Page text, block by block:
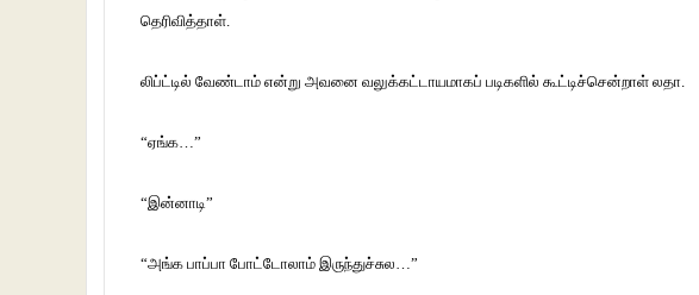
தெரிவித்தாள்.
லிப்ட்டில் வேண்டாம் என்று அவனை வலுக்கட்டாயமாகப் படிகளில் கூட்டிச்சென்றாள் லதா.
“ஏங்க…”
“இன்னாடி”
“அங்க பாப்பா போட்டோலாம் இருந்துச்சுல…”